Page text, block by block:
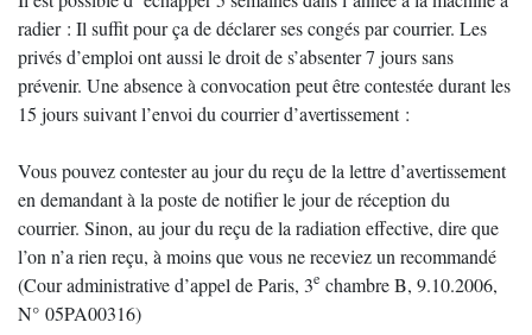
radier : Il suffit pour ça de déclarer ses congés par courrier. Les
privés d’emploi ont aussi le droit de s’absenter 7 jours sans
prévenir. Une absence à convocation peut être contestée durant les
15 jours suivant l’envoi du courrier d’avertissement :
Vous pouvez contester au jour du reçu de la lettre d’avertissement
en demandant à la poste de notifier le jour de réception du
courrier. Sinon, au jour du reçu de la radiation effective, dire que
l’on n’a rien reçu, à moins que vous ne receviez un recommandé
(Cour administrative d’appel de Paris, 3e chambre B, 9.10.2006,
N° 05PA00316)